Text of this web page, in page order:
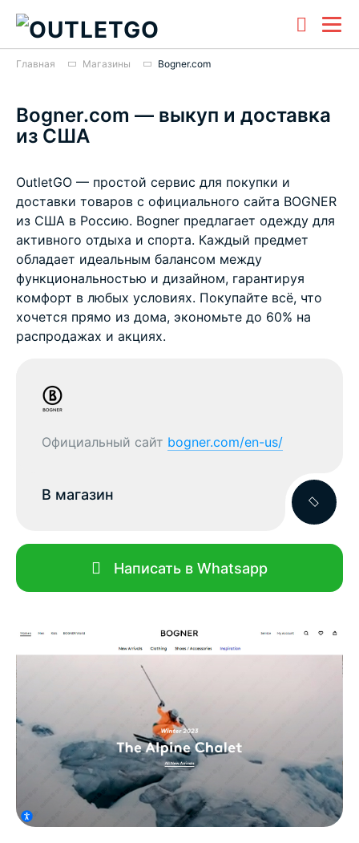
Главная Магазины Bogner.com
Bogner.com — выкуп и доставка
из США
OutletGO — простой сервис для покупки и
доставки товаров с официального сайта BOGNER
из США в Россию. Bogner предлагает одежду для
активного отдыха и спорта. Каждый предмет
обладает идеальным балансом между
функциональностью и дизайном, гарантируя
комфорт в любых условиях. Покупайте всё, что
хочется прямо из дома, экономьте до 60% на
распродажах и акциях.
Официальный сайт bogner.com/en-us/
В магазин
Написать в Whatsapp